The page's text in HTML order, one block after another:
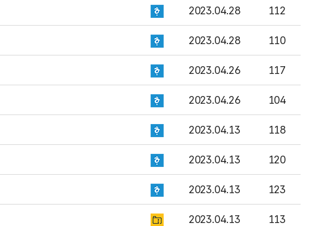
2023.04.28 112
2023.04.28 110
2023.04.26 117
2023.04.26 104
2023.04.13 118
2023.04.13 120
2023.04.13 123
2023.04.13 113